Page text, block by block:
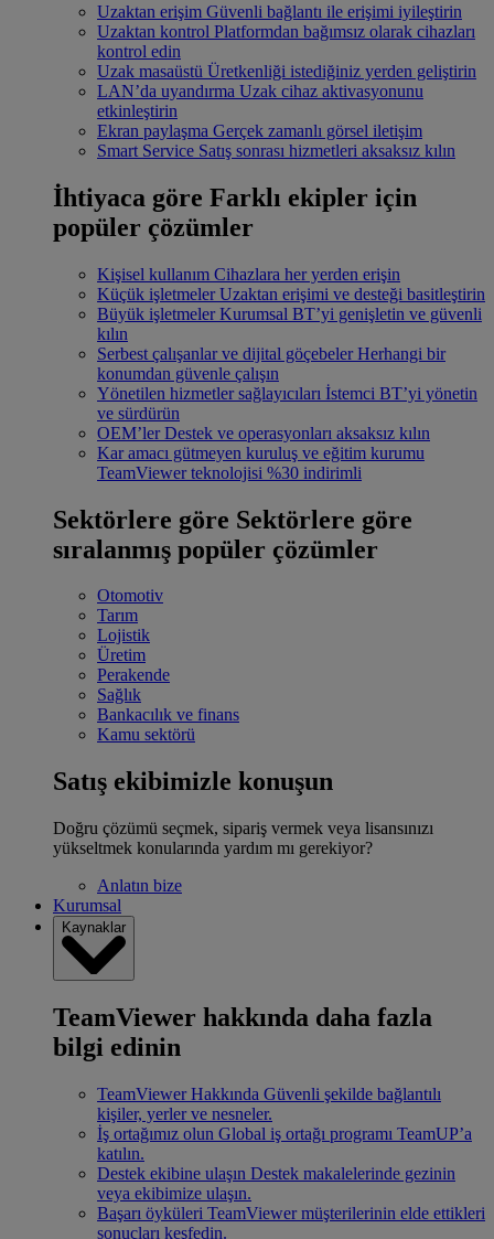
Uzaktan erişim Güvenli bağlantı ile erişimi iyileştirin
Uzaktan kontrol Platformdan bağımsız olarak cihazları
kontrol edin
Uzak masaüstü Üretkenliği istediğiniz yerden geliştirin
LAN’da uyandırma Uzak cihaz aktivasyonunu
etkinleştirin
Ekran paylaşma Gerçek zamanlı görsel iletişim
Smart Service Satış sonrası hizmetleri aksaksız kılın
İhtiyaca göre Farklı ekipler için
popüler çözümler
Kişisel kullanım Cihazlara her yerden erişin
Küçük işletmeler Uzaktan erişimi ve desteği basitleştirin
Büyük işletmeler Kurumsal BT’yi genişletin ve güvenli
kılın
Serbest çalışanlar ve dijital göçebeler Herhangi bir
konumdan güvenle çalışın
Yönetilen hizmetler sağlayıcıları İstemci BT’yi yönetin
ve sürdürün
OEM’ler Destek ve operasyonları aksaksız kılın
Kar amacı gütmeyen kuruluş ve eğitim kurumu
TeamViewer teknolojisi %30 indirimli
Sektörlere göre Sektörlere göre
sıralanmış popüler çözümler
Otomotiv
Tarım
Lojistik
Üretim
Perakende
Sağlık
Bankacılık ve finans
Kamu sektörü
Satış ekibimizle konuşun
Doğru çözümü seçmek, sipariş vermek veya lisansınızı
yükseltmek konularında yardım mı gerekiyor?
Anlatın bize
Kurumsal
Kaynaklar
TeamViewer hakkında daha fazla
bilgi edinin
TeamViewer Hakkında Güvenli şekilde bağlantılı
kişiler, yerler ve nesneler.
İş ortağımız olun Global iş ortağı programı TeamUP’a
katılın.
Destek ekibine ulaşın Destek makalelerinde gezinin
veya ekibimize ulaşın.
Başarı öyküleri TeamViewer müşterilerinin elde ettikleri
sonuçları keşfedin.